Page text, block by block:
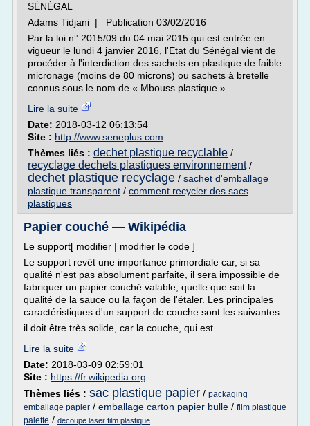
SÉNÉGAL
Adams Tidjani | Publication 03/02/2016
Par la loi n° 2015/09 du 04 mai 2015 qui est entrée en
vigueur le lundi 4 janvier 2016, l'Etat du Sénégal vient de
procéder à l'interdiction des sachets en plastique de faible
micronage (moins de 80 microns) ou sachets à bretelle
connus sous le nom de « Mbouss plastique »....
Lire la suite
Date: 2018-03-12 06:13:54
Site : http://www.seneplus.com
Thèmes liés : dechet plastique recyclable /
recyclage dechets plastiques environnement/
dechet plastique recyclage / sachet d'emballage
plastique transparent / comment recycler des sacs
plastiques
Papier couché — Wikipédia
Le support[ modifier | modifier le code ]
Le support revêt une importance primordiale car, si sa
qualité n'est pas absolument parfaite, il sera impossible de
fabriquer un papier couché valable, quelle que soit la
qualité de la sauce ou la façon de l'étaler. Les principales
caractéristiques d'un support de couche sont les suivantes :
il doit être très solide, car la couche, qui est...
Lire la suite
Date: 2018-03-09 02:59:01
Site : https://fr.wikipedia.org
Thèmes liés : sac plastique papier / packaging
emballage papier / emballage carton papier bulle / film plastique
palette / decoupe laser film plastique